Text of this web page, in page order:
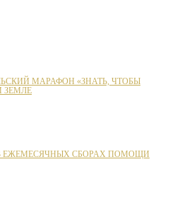
МАРАФОН «ЗНАТЬ, ЧТОБЫ
ЗЕМЛЕ
ЕЖЕМЕСЯЧНЫХ СБОРАХ ПОМОЩИ